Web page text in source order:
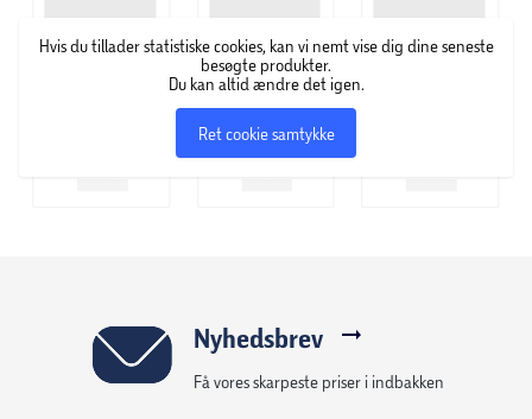
Hvis du tillader statistiske cookies, kan vi nemt vise dig dine seneste
besøgte produkter.
Du kan altid ændre det igen.
Ret cookie samtykke
Nyhedsbrev
Få vores skarpeste priser i indbakken